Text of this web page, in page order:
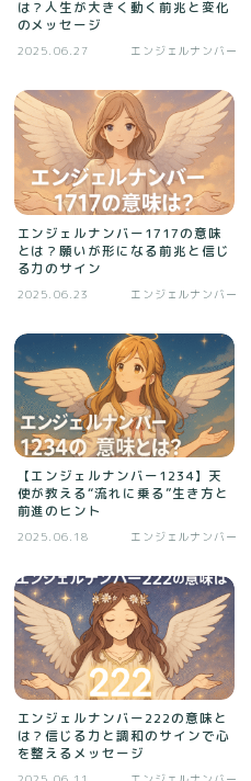
は？人生が大きく動く前兆と変化
のメッセージ
2025.06.27 エンジェルナンバー
エンジェルナンバー1717の意味
とは？願いが形になる前兆と信じ
る力のサイン
2025.06.23 エンジェルナンバー
【エンジェルナンバー1234】天
使が教える“流れに乗る”生き方と
前進のヒント
2025.06.18 エンジェルナンバー
エンジェルナンバー222の意味と
は？信じる力と調和のサインで心
を整えるメッセージ